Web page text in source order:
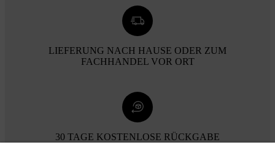
LIEFERUNG NACH HAUSE ODER ZUM
FACHHANDEL VOR ORT
30 TAGE KOSTENLOSE RÜCKGABE